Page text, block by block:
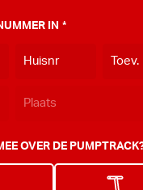
MM
IN *
OVER DE